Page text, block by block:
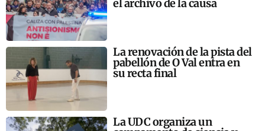
el archivo de la causa
La renovación de la pista del
pabellón de O Val entra en
su recta final
La UDC organiza un